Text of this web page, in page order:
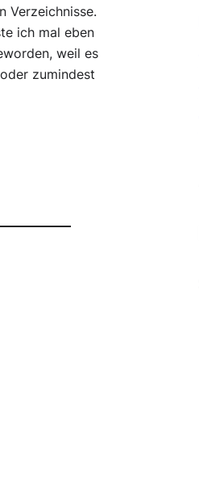
Verzeichnisse.
ich mal eben
weil es
zumindest